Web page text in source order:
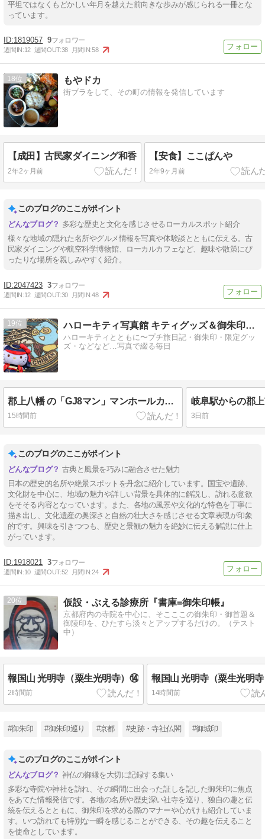
平坦ではなくもどかしい年月を越えた前向きな歩みが感じられる一冊とな
っています。
1819057 9
週間IN:12 週間OUT:38 月間IN:58
18 もやドカ
街ブラをして、その町の情報を発信しています
【成田】古民家ダイニング和香
2年2ヶ月前
【安食】ここぱんや
2年9ヶ月前
このブログのここがポイント
多彩な歴史と文化を感じさせるローカルスポット紹介
様々な地域の隠れた名所やグルメ情報を写真や体験談とともに伝える。古
民家ダイニングや航空科学博物館、ローカルカフェなど、趣味や散策にぴ
ったりな場所を親しみやすく紹介。
2047423 3
週間IN:12 週間OUT:30 月間IN:48
19 ハローキティ写真館 キティグッズ＆御朱印集めのプチ旅日記
ハローキティとともに〜プチ旅日記・御朱印・限定グッ
ズ・などなど…写真で綴る毎日
郡上八幡 の「GJ8マン」マンホールカード & 町並み
15時間前
岐阜駅からの郡
3日前
このブログのここがポイント
古典と風景を巧みに融合させた魅力
日本の歴史的名所や絶景スポットを丹念に紹介しています。国宝や遺跡、
文化財を中心に、地域の魅力や詳しい背景を具体的に解説し、訪れる意欲
をそそる内容となっています。また、各地の風景や文化的な特色を丁寧に
描き出し、文化遺産の奥深さと自然の壮大さを感じさせる文章表現が印象
的です。興味を引きつつも、歴史と景観の魅力を絶妙に伝える解説に仕上
がっています。
1918021 3
週間IN:10 週間OUT:52 月間IN:24
20 仮設・ぶえる診療所『書庫=御朱印帳』
京都府内の寺院を中心に、そこここの御朱印・御首題＆
御陵印を、ひたすら淡々とアップするだけの。（テスト
中）
報国山 光明寺（粟生光明寺）⑭
2時間前
報国山 光明寺（粟生光明
14時間前
#御朱印 #御朱印巡り #京都 #史跡・寺社仏閣 #御城印
このブログのここがポイント
神仏の御縁を大切に記録する集い
多彩な寺院や神社を訪れ、その瞬間に出会った証しを記した御朱印に焦点
をあてた情報発信です。各地の名所や歴史深い社寺を巡り、独自の趣と伝
統を伝えるとともに、御朱印を求める際のマナーや心がけも紹介していま
す。いつ訪れても特別な一瞬を感じることができる、その趣を伝えること
を使命としています。